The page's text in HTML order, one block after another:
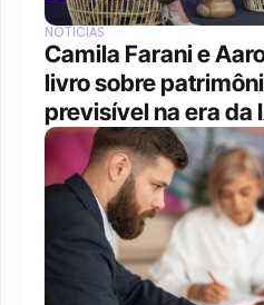
NOTÍCIAS
Camila Farani e
livro sobre
previsível na era da